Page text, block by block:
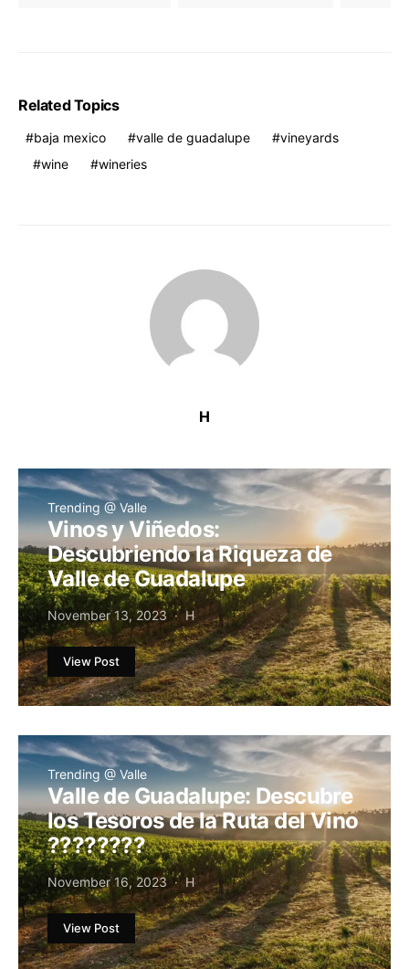
Related Topics
baja mexico valle de guadalupe
vineyards
wine
wineries
H
Trending @ Valle
Vinos y Viñedos:
Descubriendo la Riqueza de
Valle de Guadalupe
November 13, 2023 H
View Post
Trending @ Valle
Valle de Guadalupe: Descubre
los Tesoros de la Ruta del Vino
????????
November 16, 2023 H
View Post